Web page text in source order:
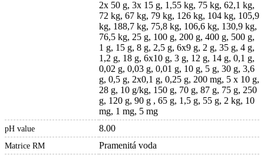
2x 50 g, 3x 15 g, 1,55 kg, 75 kg, 62,1 kg,
72 kg, 67 kg, 79 kg, 126 kg, 104 kg, 105,9
kg, 188,7 kg, 75,8 kg, 106,6 kg, 130,9 kg,
76,5 kg, 25 g, 100 g, 200 g, 400 g, 500 g,
1 g, 15 g, 8 g, 2,5 g, 6x9 g, 2 g, 35 g, 4 g,
1,2 g, 18 g, 6x10 g, 3 g, 12 g, 14 g, 0,1 g,
0,02 g, 0,03 g, 0,01 g, 10 g, 5 g, 30 g, 3,6
g, 0,5 g, 2x0,1 g, 0,25 g, 200 mg, 5 x 10 g,
28 g, 10 g/kg, 150 g, 70 g, 87 g, 75 g, 250
g, 120 g, 90 g , 65 g, 1,5 g, 55 g, 2 kg, 10
mg, 1 mg, 5 mg
pH value 8.00
Matrice RM Pramenitá voda